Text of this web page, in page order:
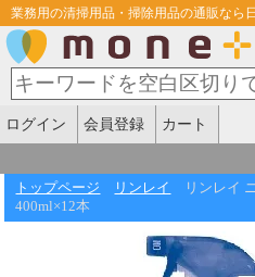
業務用の清掃用品・掃除用品の通販なら
ログイン 会員登録 カート
トップページ リンレイ
リンレイ
400ml×12本